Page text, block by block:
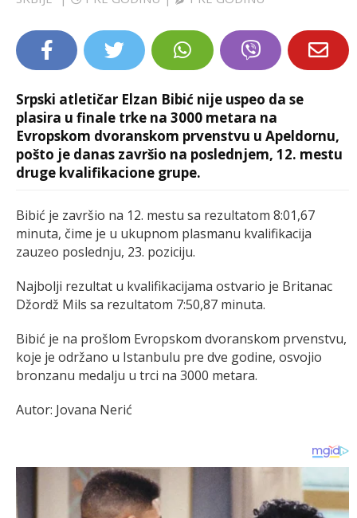
EXTRA
Srpski atletičar Elzan Bibić nije uspeo da se
plasira u finale trke na 3000 metara na
Evropskom dvoranskom prvenstvu u Apeldornu,
pošto je danas završio na poslednjem, 12. mestu
druge kvalifikacione grupe.
Bibić je završio na 12. mestu sa rezultatom 8:01,67
minuta, čime je u ukupnom plasmanu kvalifikacija
zauzeo poslednju, 23. poziciju.
Najbolji rezultat u kvalifikacijama ostvario je Britanac
Džordž Mils sa rezultatom 7:50,87 minuta.
Bibić je na prošlom Evropskom dvoranskom prvenstvu,
koje je održano u Istanbulu pre dve godine, osvojio
bronzanu medalju u trci na 3000 metara.
Autor: Jovana Nerić